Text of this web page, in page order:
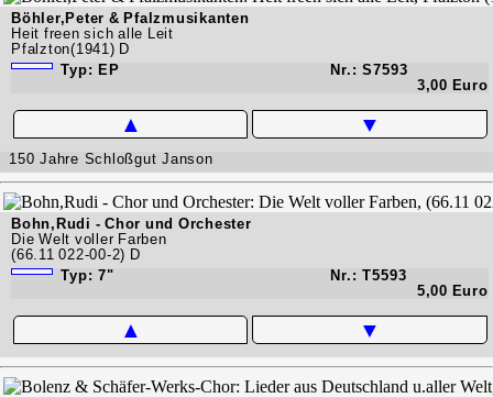
Böhler,Peter & Pfalzmusikanten
Heit freen sich alle Leit
Pfalzton(1941) D
Typ: EP
Nr.: S7593
3,00 Euro
▲ ▼
150 Jahre Schloßgut Janson
Bohn,Rudi - Chor und Orchester
Die Welt voller Farben
(66.11 022-00-2) D
Typ: 7"
Nr.: T5593
5,00 Euro
▲ ▼